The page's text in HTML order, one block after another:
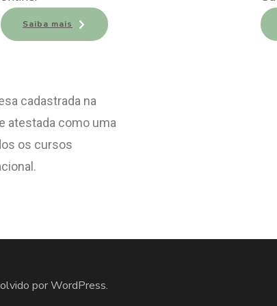
Saiba mais
cadastrada na
atestada como uma
os cursos
porWordPress.